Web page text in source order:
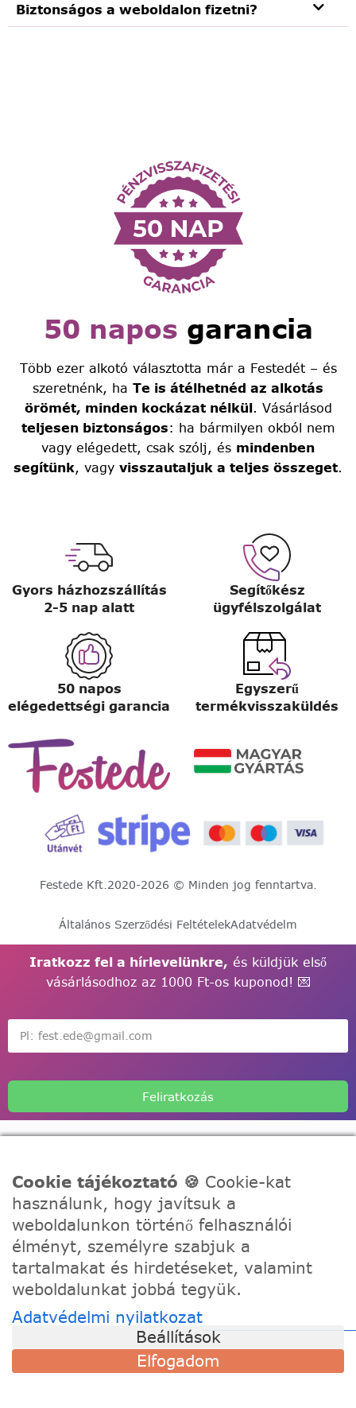
Biztonságos a weboldalon fizetni?
50 napos garancia
Több ezer alkotó választotta már a Festedét – és
szeretnénk, ha Te is átélhetnéd az alkotás
örömét, minden kockázat nélkül. Vásárlásod
teljesen biztonságos: ha bármilyen okból nem
vagy elégedett, csak szólj, és mindenben
segítünk, vagy visszautaljuk a teljes összeget.
Gyors házhozszállítás
2-5 nap alatt
Segítőkész
ügyfélszolgálat
50 napos
elégedettségi garancia
Egyszerű
termékvisszaküldés
Festede Kft.2020-2026 © Minden jog fenntartva.
Általános Szerződési FeltételekAdatvédelm
Iratkozz fel a hírlevelünkre, és küldjük első
vásárlásodhoz az 1000 Ft-os kuponod! 💌
Feliratkozás
A Festede számozott kifestőkkel te is alkothatsz, akár egy
igazi művész! Fesd meg a remekműved korábbi
tapasztalat nélkül, töltődj fel és fejezd ki a kreativitásod!
TÁMOGATÁS
Szállítási információk
Visszaküldés és csere
Gyakori kérdések
Cookie tájékoztató 🍪 Cookie-kat
használunk, hogy javítsuk a
weboldalunkon történő felhasználói
élményt, személyre szabjuk a
tartalmakat és hirdetéseket, valamint
weboldalunkat jobbá tegyük.
Adatvédelmi nyilatkozat
Beállítások
Elfogadom